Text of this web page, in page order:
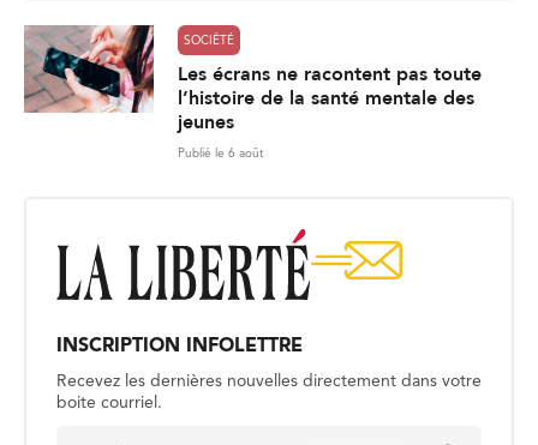
SOCIÉTÉ
Les écrans ne racontent pas toute
l’histoire de la santé mentale des
jeunes
Publié le 6 août
INSCRIPTION INFOLETTRE
Recevez les dernières nouvelles directement dans votre
boite courriel.